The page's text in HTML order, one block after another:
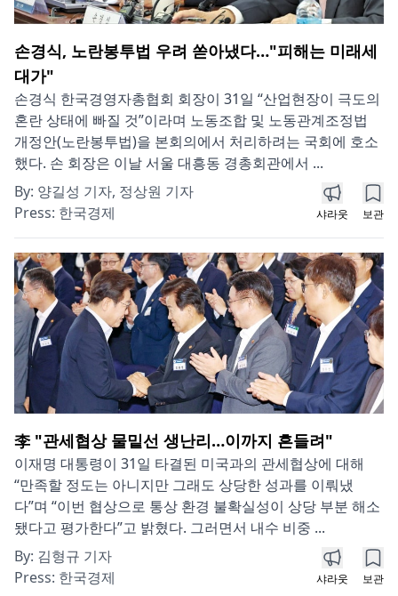
손경식, 노란봉투법 우려 쏟아냈다…"피해는 미래세
대가"
손경식 한국경영자총협회 회장이 31일 “산업현장이 극도의
혼란 상태에 빠질 것”이라며 노동조합 및 노동관계조정법
개정안(노란봉투법)을 본회의에서 처리하려는 국회에 호소
했다. 손 회장은 이날 서울 대흥동 경총회관에서 ...
By: 양길성 기자, 정상원 기자
Press: 한국경제 샤라웃 보관
李 "관세협상 물밑선 생난리…이까지 흔들려"
이재명 대통령이 31일 타결된 미국과의 관세협상에 대해
“만족할 정도는 아니지만 그래도 상당한 성과를 이뤄냈
다”며 “이번 협상으로 통상 환경 불확실성이 상당 부분 해소
됐다고 평가한다”고 밝혔다. 그러면서 내수 비중 ...
By: 김형규 기자
Press: 한국경제 샤라웃 보관